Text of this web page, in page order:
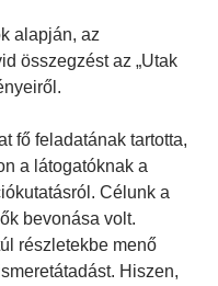
alapján, az
összegzést az „Utak
fő feladatának tartotta,
a látogatóknak a
Célunk a
bevonása volt.
részletekbe menő
Hiszen,